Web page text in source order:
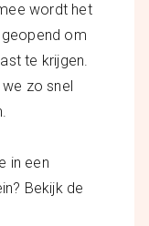
wordt het
om
te krijgen.
zo snel
in een
Bekijk de